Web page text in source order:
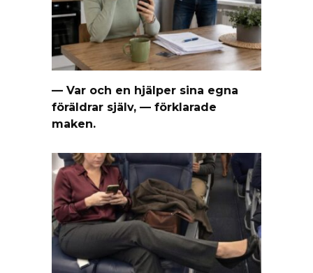
— Var och en hjälper sina egna
föräldrar själv, — förklarade
maken.